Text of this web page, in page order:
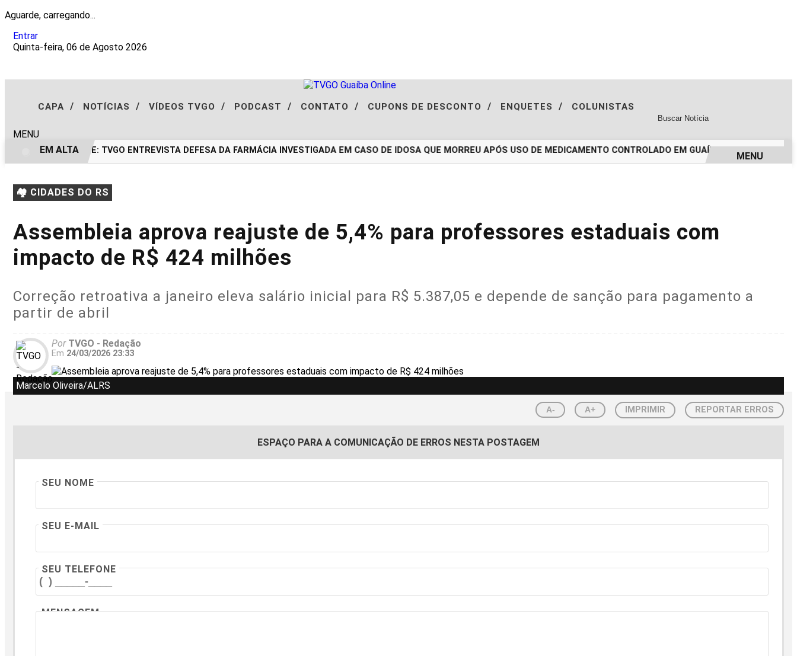
Aguarde, carregando...
Entrar
Quinta-feira, 06 de Agosto 2026
CAPA / NOTÍCIAS / VÍDEOS TVGO / PODCAST / CONTATO / CUPONS DE DESCONTO / ENQUETES / COLUNISTAS
MENU
EXCLUSIVIDADE: TVGO ENTREVISTA DEFESA DA FARMÁCIA INVESTIGADA EM CASO DE IDOSA QUE MORREU APÓS USO DE MEDICAMENTO CONTROLADO EM GUAÍBA MERCADO
EM ALTA
MENU
🏘️ CIDADES DO RS
Assembleia aprova reajuste de 5,4% para professores estaduais com
impacto de R$ 424 milhões
Correção retroativa a janeiro eleva salário inicial para R$ 5.387,05 e depende de sanção para pagamento a
partir de abril
PorTVGO - Redação
Em 24/03/2026 23:33
Marcelo Oliveira/ALRS
A- A+ IMPRIMIR REPORTAR ERROS
ESPAÇO PARA A COMUNICAÇÃO DE ERROS NESTA POSTAGEM
SEU NOME
SEU E-MAIL
SEU TELEFONE
MENSAGEM